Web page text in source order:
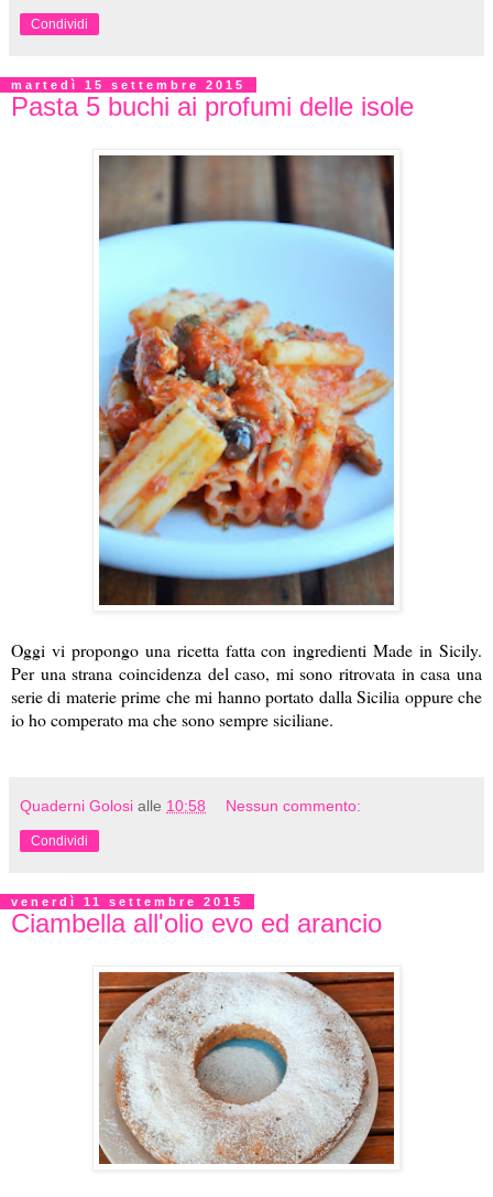
Condividi
martedì 15 settembre 2015
Pasta 5 buchi ai profumi delle isole
Oggi vi propongo una ricetta fatta con ingredienti Made in Sicily.
Per una strana coincidenza del caso, mi sono ritrovata in casa una
serie di materie prime che mi hanno portato dalla Sicilia oppure che
io ho comperato ma che sono sempre siciliane.
Quaderni Golosi alle 10:58 Nessun commento:
Condividi
venerdì 11 settembre 2015
Ciambella all'olio evo ed arancio